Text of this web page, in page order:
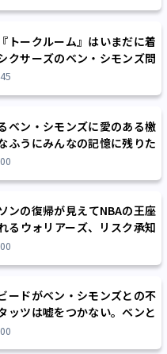
トークルーム』はいまだに着
クサーズのベン・シモンズ問
ベン・シモンズに愛のある檄
ふうにみんなの記憶に残りた
ンの復帰が見えてNBAの王座
るウォリアーズ、リスク承知
得に動く？
ードがベン・シモンズとの不
ッツは嘘をつかない。ベンと
が好きなんだ」